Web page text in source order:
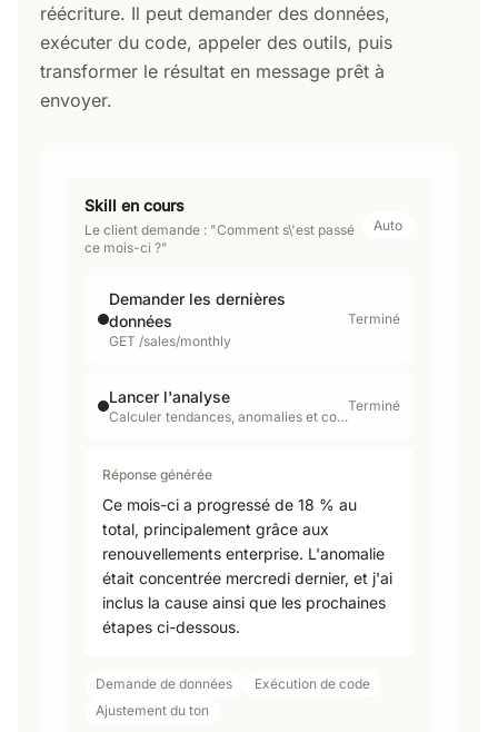
Skill en cours
Le client demande : "Comment s\'est passé
ce mois-ci ?"
Auto
Demander les dernières
données
GET /sales/monthly
Terminé
Lancer l'analyse
Calculer tendances, anomalies et conclusion
Terminé
Réponse générée
Ce mois-ci a progressé de 18 % au
total, principalement grâce aux
renouvellements enterprise. L'anomalie
était concentrée mercredi dernier, et j'ai
inclus la cause ainsi que les prochaines
étapes ci-dessous.
Demande de données
Exécution de code
Ajustement du ton
réécriture. Il peut demander des données,
exécuter du code, appeler des outils, puis
transformer le résultat en message prêt à
envoyer.